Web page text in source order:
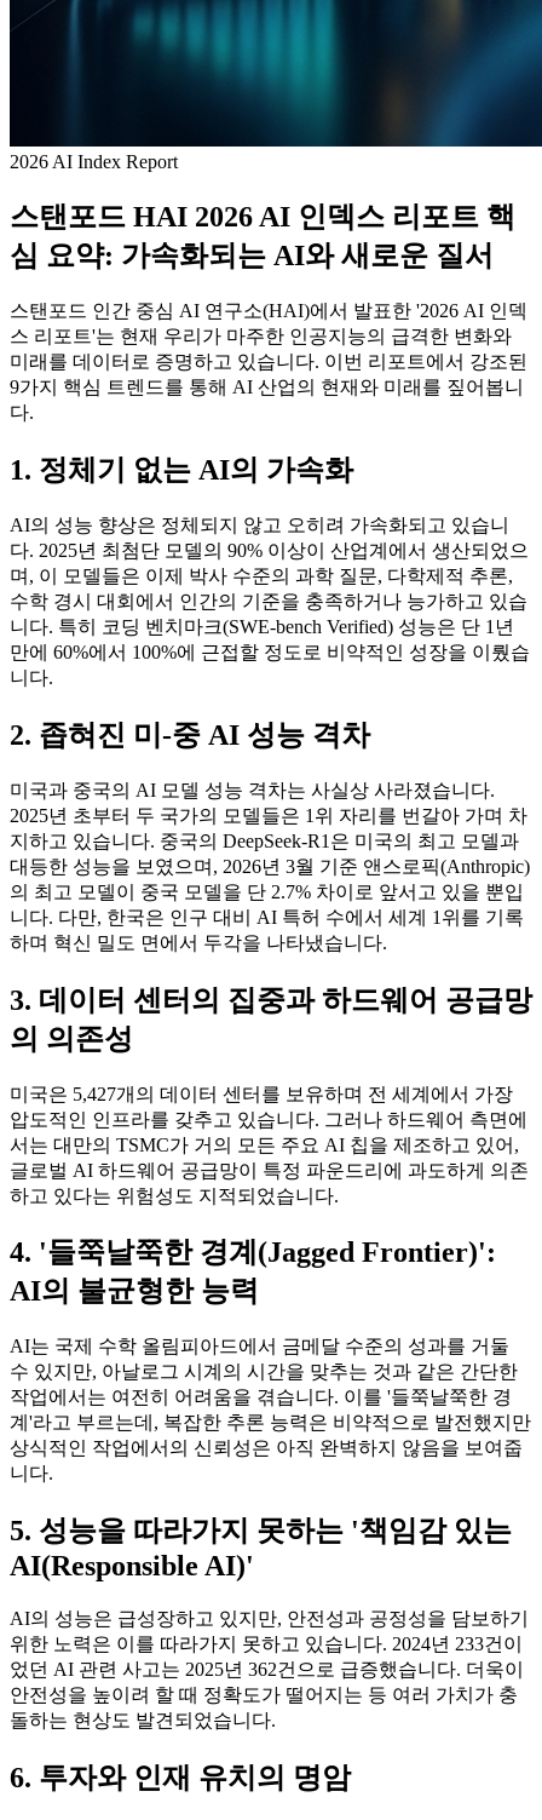
2026 AI Index Report
스탠포드 HAI 2026 AI 인덱스 리포트 핵
심 요약: 가속화되는 AI와 새로운 질서
스탠포드 인간 중심 AI 연구소(HAI)에서 발표한 '2026 AI 인덱
스 리포트'는 현재 우리가 마주한 인공지능의 급격한 변화와
미래를 데이터로 증명하고 있습니다. 이번 리포트에서 강조된
9가지 핵심 트렌드를 통해 AI 산업의 현재와 미래를 짚어봅니
다.
1. 정체기 없는 AI의 가속화
AI의 성능 향상은 정체되지 않고 오히려 가속화되고 있습니
다. 2025년 최첨단 모델의 90% 이상이 산업계에서 생산되었으
며, 이 모델들은 이제 박사 수준의 과학 질문, 다학제적 추론,
수학 경시 대회에서 인간의 기준을 충족하거나 능가하고 있습
니다. 특히 코딩 벤치마크(SWE-bench Verified) 성능은 단 1년
만에 60%에서 100%에 근접할 정도로 비약적인 성장을 이뤘습
니다.
2. 좁혀진 미-중 AI 성능 격차
미국과 중국의 AI 모델 성능 격차는 사실상 사라졌습니다.
2025년 초부터 두 국가의 모델들은 1위 자리를 번갈아 가며 차
지하고 있습니다. 중국의 DeepSeek-R1은 미국의 최고 모델과
대등한 성능을 보였으며, 2026년 3월 기준 앤스로픽(Anthropic)
의 최고 모델이 중국 모델을 단 2.7% 차이로 앞서고 있을 뿐입
니다. 다만, 한국은 인구 대비 AI 특허 수에서 세계 1위를 기록
하며 혁신 밀도 면에서 두각을 나타냈습니다.
3. 데이터 센터의 집중과 하드웨어 공급망
의 의존성
미국은 5,427개의 데이터 센터를 보유하며 전 세계에서 가장
압도적인 인프라를 갖추고 있습니다. 그러나 하드웨어 측면에
서는 대만의 TSMC가 거의 모든 주요 AI 칩을 제조하고 있어,
글로벌 AI 하드웨어 공급망이 특정 파운드리에 과도하게 의존
하고 있다는 위험성도 지적되었습니다.
4. '들쭉날쭉한 경계(Jagged Frontier)':
AI의 불균형한 능력
AI는 국제 수학 올림피아드에서 금메달 수준의 성과를 거둘
수 있지만, 아날로그 시계의 시간을 맞추는 것과 같은 간단한
작업에서는 여전히 어려움을 겪습니다. 이를 '들쭉날쭉한 경
계'라고 부르는데, 복잡한 추론 능력은 비약적으로 발전했지만
상식적인 작업에서의 신뢰성은 아직 완벽하지 않음을 보여줍
니다.
5. 성능을 따라가지 못하는 '책임감 있는
AI(Responsible AI)'
AI의 성능은 급성장하고 있지만, 안전성과 공정성을 담보하기
위한 노력은 이를 따라가지 못하고 있습니다. 2024년 233건이
었던 AI 관련 사고는 2025년 362건으로 급증했습니다. 더욱이
안전성을 높이려 할 때 정확도가 떨어지는 등 여러 가치가 충
돌하는 현상도 발견되었습니다.
6. 투자와 인재 유치의 명암